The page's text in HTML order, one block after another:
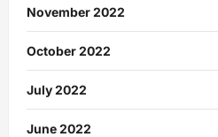
November 2022
October 2022
July 2022
June 2022